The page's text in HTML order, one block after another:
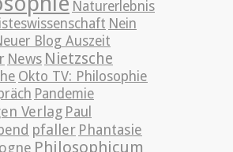
Naturerlebnis
Nein
Blog Auszeit
News Nietzsche
Okto TV: Philosophie
Pandemie
Verlag Paul
pfaller Phantasie
Philosophicum